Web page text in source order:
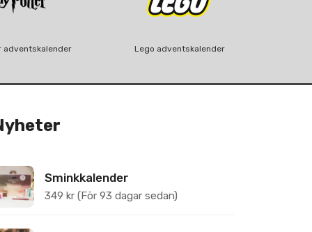
adventskalender Lego adventskalender
Sminkkalender
349kr (För 93 dagar sedan)